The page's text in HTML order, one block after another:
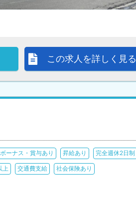
この求人を詳しく見る
ボーナス・賞与あり 昇給あり 完全週休2日制
上 交通費支給 社会保険あり